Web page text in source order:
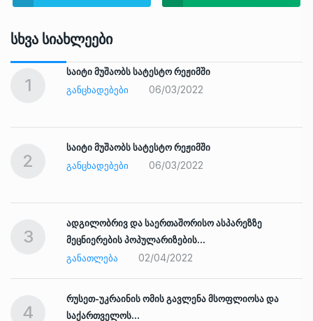
Სხვა Სიახლეები
1
საიტი მუშაობს სატესტო რეჟიმში
ᲒᲐᲜᲪᲮᲐᲓᲔᲑᲔᲑᲘ
06/03/2022
2
საიტი მუშაობს სატესტო რეჟიმში
ᲒᲐᲜᲪᲮᲐᲓᲔᲑᲔᲑᲘ
06/03/2022
3
ადგილობრივ და საერთაშორისო ასპარეზზე
მეცნიერების პოპულარიზების…
ᲒᲐᲜᲐᲗᲚᲔᲑᲐ
02/04/2022
4
რუსეთ-უკრაინის ომის გავლენა მსოფლიოსა და
საქართველოს…